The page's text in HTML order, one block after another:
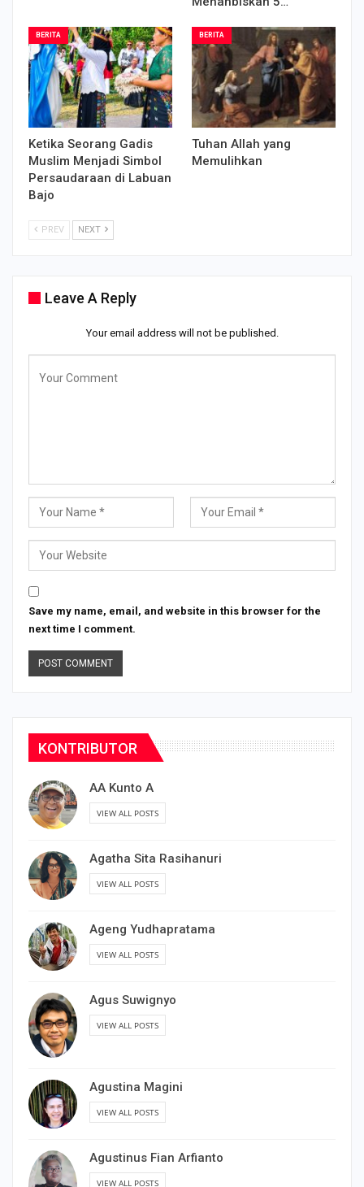
BERITA
Ketika Seorang Gadis
Muslim Menjadi Simbol
Persaudaraan di Labuan
Bajo
BERITA
Tuhan Allah yang
Memulihkan
PREV NEXT
Leave A Reply
Your email address will not be published.
Save my name, email, and website in this browser for the
next time I comment.
KONTRIBUTOR
AA Kunto A
VIEW ALL POSTS
Agatha Sita Rasihanuri
VIEW ALL POSTS
Ageng Yudhapratama
VIEW ALL POSTS
Agus Suwignyo
VIEW ALL POSTS
Agustina Magini
VIEW ALL POSTS
Agustinus Fian Arfianto
VIEW ALL POSTS